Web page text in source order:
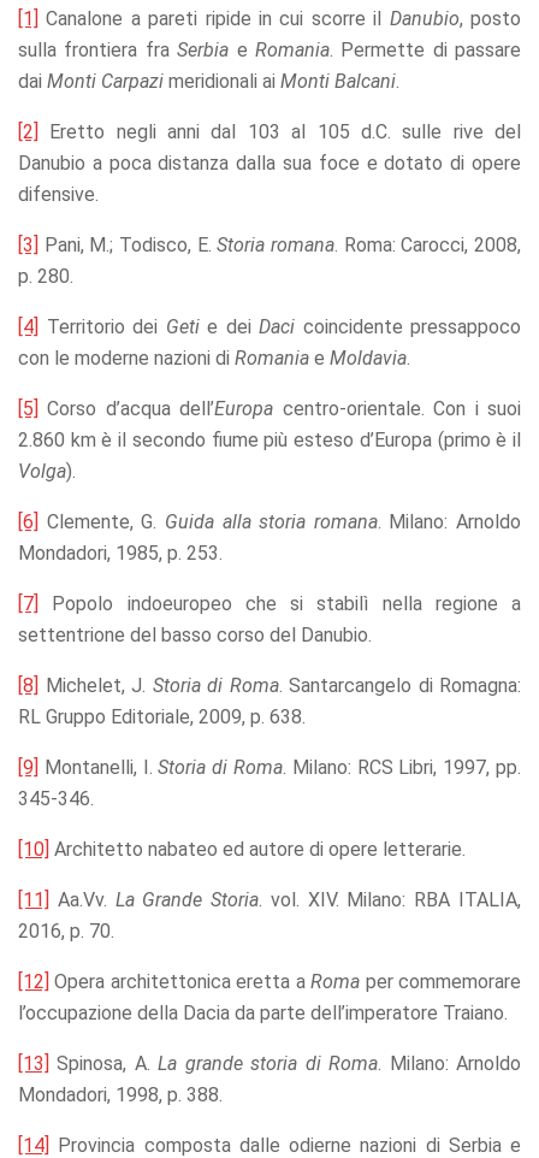
[1] Canalone a pareti ripide in cui scorre il Danubio, posto
sulla frontiera fraSerbia e Romania. Permette di passare
dai Monti Carpazi meridionali ai Monti Balcani
[2]
Eretto negli anni dal 103 al 105 d.C. sulle rive del
Danubio a poca distanza dalla sua foce e dotato di opere
difensive.
[3] Pani, M.; Todisco, E.Storia romana . Roma: Carocci, 2008,
p. 280.
[4] Territorio dei Geti e dei Daci coincidente pressappoco
con le moderne nazioni di Romania e Moldavia
[5] Corso d’acqua dell’Europa centro-orientale. Con i suoi
2.860 km è il secondo fiume più esteso d’Europa (primo è il
Volga).
[6] Clemente, G. Guida alla storia romana. Milano: Arnoldo
Mondadori, 1985, p. 253.
[7]
Popolo indoeuropeo che si stabilì nella regione a
settentrione del basso corso del Danubio.
[8] Michelet, J. Storia di Roma. Santarcangelo di Romagna:
RL Gruppo Editoriale, 2009, p. 638.
[9] Montanelli, I.Storia di Roma . Milano: RCS Libri, 1997, pp.
345-346.
[10] Architetto nabateo ed autore di opere letterarie.
[11] Aa.Vv. La Grande Storia . vol. XIV. Milano: RBA ITALIA,
2016, p. 70.
[12] Opera architettonica eretta aRoma per commemorare
l’occupazione della Dacia da parte dell’imperatore Traiano.
[13] Spinosa, A.La grande storia di Roma . Milano: Arnoldo
Mondadori, 1998, p. 388.
[14] Provincia composta dalle odierne nazioni di Serbia e